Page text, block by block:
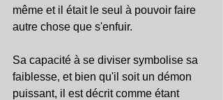
même et il était le seul à pouvoir faire
autre chose que s'enfuir.
Sa capacité à se diviser symbolise sa
faiblesse, et bien qu'il soit un démon
puissant, il est décrit comme étant